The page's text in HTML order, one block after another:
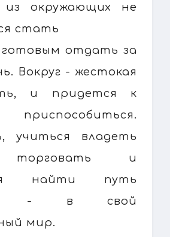
окружающих не
стать
готовым отдать за
Вокруг - жестокая
и придется к
учиться владеть
торговать и
найти путь
- в свой
мир.